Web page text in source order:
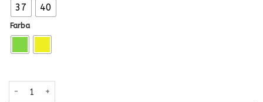
37 40
Farba
množstvo Dámske šľapky neonove letné na podpätku lakovane